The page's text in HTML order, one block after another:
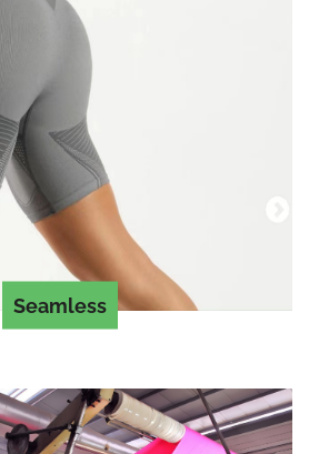
Seamless